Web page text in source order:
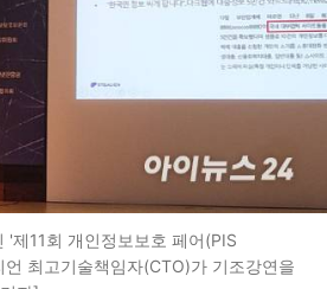
'제11회 개인정보보호 페어(PIS
최고기술책임자(CTO)가 기조강연을